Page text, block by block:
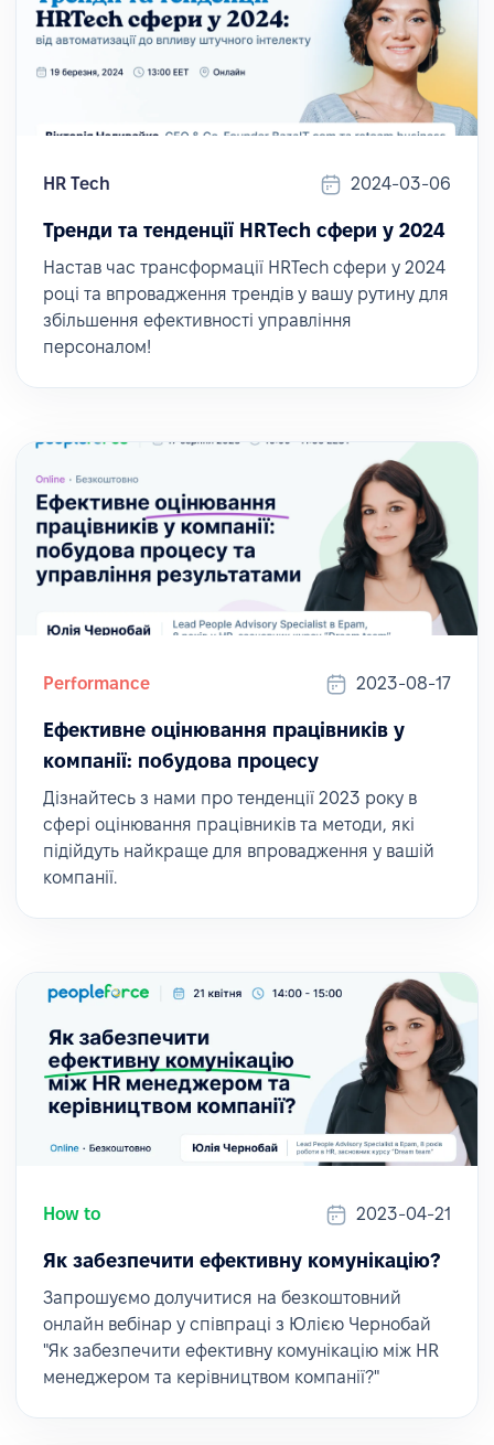
HR Tech 2024-03-06
Тренди та тенденції HRTech сфери у 2024
Настав час трансформації HRTech сфери у 2024
році та впровадження трендів у вашу рутину для
збільшення ефективності управління
персоналом!
Performance 2023-08-17
Ефективне оцінювання працівників у
компанії: побудова процесу
Дізнайтесь з нами про тенденції 2023 року в
сфері оцінювання працівників та методи, які
підійдуть найкраще для впровадження у вашій
компанії.
How to 2023-04-21
Як забезпечити ефективну комунікацію?
Запрошуємо долучитися на безкоштовний
онлайн вебінар у співпраці з Юлією Чернобай
"Як забезпечити ефективну комунікацію між HR
менеджером та керівництвом компанії?"